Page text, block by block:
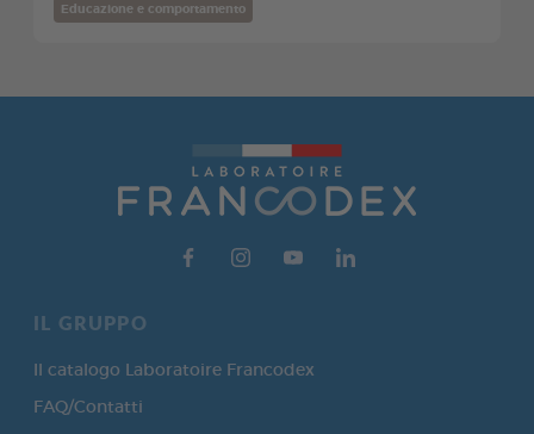
Educazione e comportamento
IL GRUPPO
Il catalogo Laboratoire Francodex
FAQ/Contatti